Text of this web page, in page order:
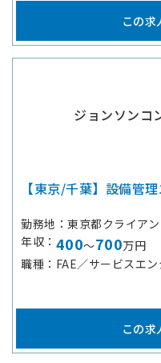
この求
ジョンソンコ
【東京/千葉】設備管
勤務地
東京都クライアン
年収
400～700万円
職種
FAE／サービスエ
この求